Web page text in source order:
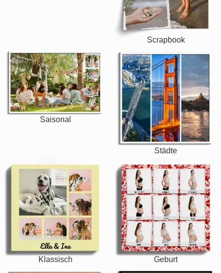
Scrapbook
Saisonal
Städte
Klassisch Geburt